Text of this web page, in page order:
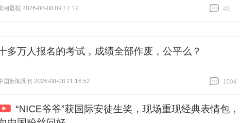
湘晨报 2026-08-08 09:17:17
49
多万人报名的考试，成绩全部作废，公平么？
国新闻周刊 2026-08-08 21:16:52
1004
“NICE爷爷”获国际安徒生奖，现场重现经典表情包，